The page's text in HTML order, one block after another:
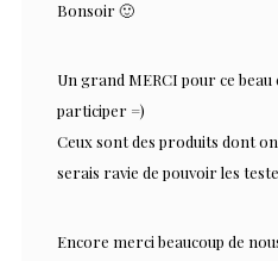
Bonsoir 🙂
Un grand MERCI pour ce beau
participer =)
Ceux sont des produits dont
serais ravie de pouvoir les
Encore merci beaucoup de